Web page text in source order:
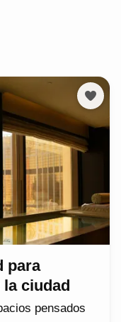
para
ciudad
pensados